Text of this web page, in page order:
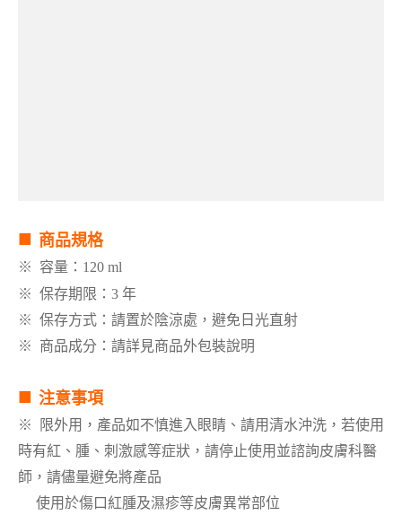
■ 商品規格
※ 容量：120 ml
※ 保存期限：3 年
※ 保存方式：請置於陰涼處，避免日光直射
※ 商品成分：請詳見商品外包裝說明
■ 注意事項
※
限外用，產品如不慎進入眼睛、請用清水沖洗，若使用
時有紅、腫、刺激感等症狀，請停止使用並諮詢皮膚科醫
師，請儘量避免將產品
使用於傷口紅腫及濕疹等皮膚異常部位